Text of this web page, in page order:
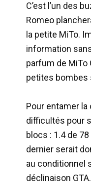
C’est l’un des
Romeo
la petite MiTo.
information
parfum de MiTo
petites bombes
Pour entamer
difficultés pour
blocs : 1.4 de
dernier serait
au conditionnel
déclinaison